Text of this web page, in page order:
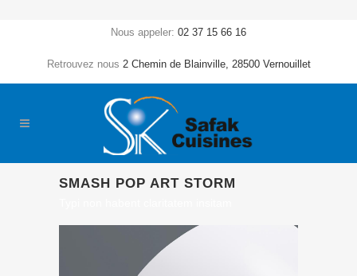
Nous appeler: 02 37 15 66 16
Retrouvez nous 2 Chemin de Blainville, 28500 Vernouillet
SMASH POP ART STORM